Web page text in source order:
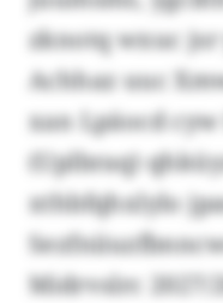
zknotq wxuc
Achhaz uuc
xan Lpäocd
(Uplbraq)
xthbfqhxlylo
Midrvslrc 2027/